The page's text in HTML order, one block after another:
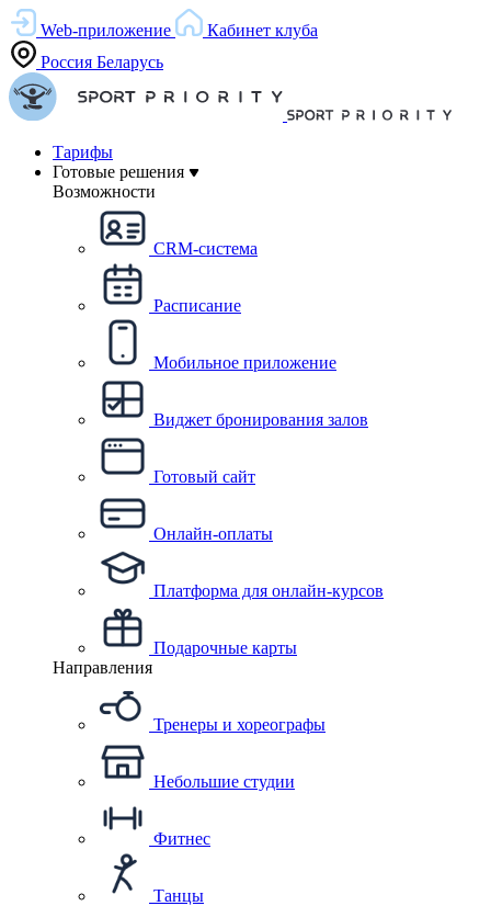
Web-приложение
Кабинет клуба
Россия Беларусь
Тарифы
Готовые решения
Возможности
CRM-система
Расписание
Мобильное приложение
Виджет бронирования залов
Готовый сайт
Онлайн-оплаты
Платформа для онлайн-курсов
Подарочные карты
Направления
Тренеры и хореографы
Небольшие студии
Фитнес
Танцы